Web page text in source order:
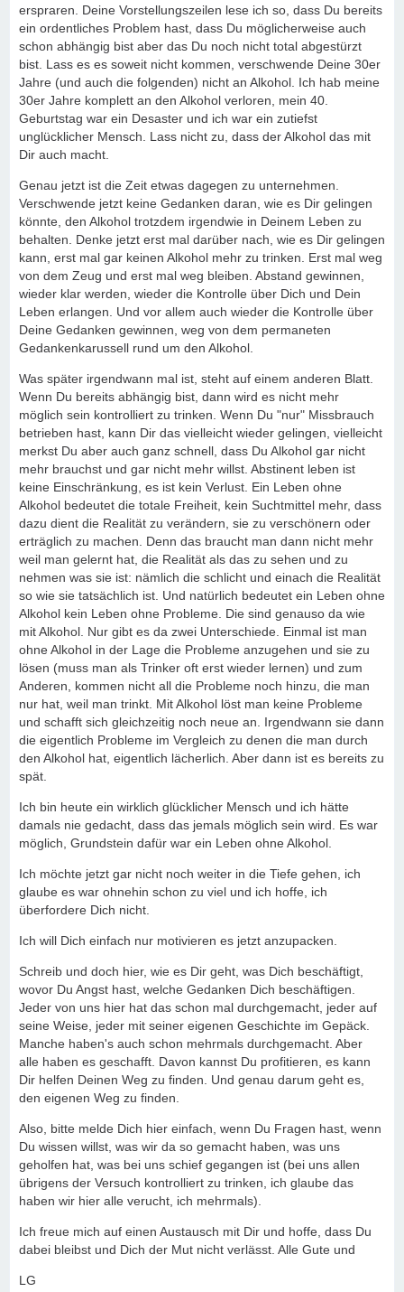
erspraren. Deine Vorstellungszeilen lese ich so, dass Du bereits
ein ordentliches Problem hast, dass Du möglicherweise auch
schon abhängig bist aber das Du noch nicht total abgestürzt
bist. Lass es es soweit nicht kommen, verschwende Deine 30er
Jahre (und auch die folgenden) nicht an Alkohol. Ich hab meine
30er Jahre komplett an den Alkohol verloren, mein 40.
Geburtstag war ein Desaster und ich war ein zutiefst
unglücklicher Mensch. Lass nicht zu, dass der Alkohol das mit
Dir auch macht.
Genau jetzt ist die Zeit etwas dagegen zu unternehmen.
Verschwende jetzt keine Gedanken daran, wie es Dir gelingen
könnte, den Alkohol trotzdem irgendwie in Deinem Leben zu
behalten. Denke jetzt erst mal darüber nach, wie es Dir gelingen
kann, erst mal gar keinen Alkohol mehr zu trinken. Erst mal weg
von dem Zeug und erst mal weg bleiben. Abstand gewinnen,
wieder klar werden, wieder die Kontrolle über Dich und Dein
Leben erlangen. Und vor allem auch wieder die Kontrolle über
Deine Gedanken gewinnen, weg von dem permaneten
Gedankenkarussell rund um den Alkohol.
Was später irgendwann mal ist, steht auf einem anderen Blatt.
Wenn Du bereits abhängig bist, dann wird es nicht mehr
möglich sein kontrolliert zu trinken. Wenn Du "nur" Missbrauch
betrieben hast, kann Dir das vielleicht wieder gelingen, vielleicht
merkst Du aber auch ganz schnell, dass Du Alkohol gar nicht
mehr brauchst und gar nicht mehr willst. Abstinent leben ist
keine Einschränkung, es ist kein Verlust. Ein Leben ohne
Alkohol bedeutet die totale Freiheit, kein Suchtmittel mehr, dass
dazu dient die Realität zu verändern, sie zu verschönern oder
erträglich zu machen. Denn das braucht man dann nicht mehr
weil man gelernt hat, die Realität als das zu sehen und zu
nehmen was sie ist: nämlich die schlicht und einach die Realität
so wie sie tatsächlich ist. Und natürlich bedeutet ein Leben ohne
Alkohol kein Leben ohne Probleme. Die sind genauso da wie
mit Alkohol. Nur gibt es da zwei Unterschiede. Einmal ist man
ohne Alkohol in der Lage die Probleme anzugehen und sie zu
lösen (muss man als Trinker oft erst wieder lernen) und zum
Anderen, kommen nicht all die Probleme noch hinzu, die man
nur hat, weil man trinkt. Mit Alkohol löst man keine Probleme
und schafft sich gleichzeitig noch neue an. Irgendwann sie dann
die eigentlich Probleme im Vergleich zu denen die man durch
den Alkohol hat, eigentlich lächerlich. Aber dann ist es bereits zu
spät.
Ich bin heute ein wirklich glücklicher Mensch und ich hätte
damals nie gedacht, dass das jemals möglich sein wird. Es war
möglich, Grundstein dafür war ein Leben ohne Alkohol.
Ich möchte jetzt gar nicht noch weiter in die Tiefe gehen, ich
glaube es war ohnehin schon zu viel und ich hoffe, ich
überfordere Dich nicht.
Ich will Dich einfach nur motivieren es jetzt anzupacken.
Schreib und doch hier, wie es Dir geht, was Dich beschäftigt,
wovor Du Angst hast, welche Gedanken Dich beschäftigen.
Jeder von uns hier hat das schon mal durchgemacht, jeder auf
seine Weise, jeder mit seiner eigenen Geschichte im Gepäck.
Manche haben's auch schon mehrmals durchgemacht. Aber
alle haben es geschafft. Davon kannst Du profitieren, es kann
Dir helfen Deinen Weg zu finden. Und genau darum geht es,
den eigenen Weg zu finden.
Also, bitte melde Dich hier einfach, wenn Du Fragen hast, wenn
Du wissen willst, was wir da so gemacht haben, was uns
geholfen hat, was bei uns schief gegangen ist (bei uns allen
übrigens der Versuch kontrolliert zu trinken, ich glaube das
haben wir hier alle verucht, ich mehrmals).
Ich freue mich auf einen Austausch mit Dir und hoffe, dass Du
dabei bleibst und Dich der Mut nicht verlässt. Alle Gute und
LG